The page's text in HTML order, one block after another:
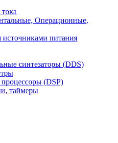
Операционные,
источниками питания
синтезаторы (DDS)
(DSP)
таймеры